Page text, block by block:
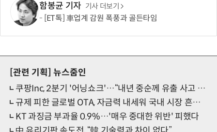
함봉균 기자 기사 더보기
[ET톡] 車업계 감원 폭풍과 골든타임
[관련 기획] 뉴스줌인
쿠팡Inc, 2분기 '어닝쇼크'…“내년 중순께 유출 사고 전 수준 회복”
규제 피한 글로벌 OTA, 자금력 내세워 국내 시장 흔든다
KT 과징금 부과율 0.9%…'매우 중대한 위반' 피했다